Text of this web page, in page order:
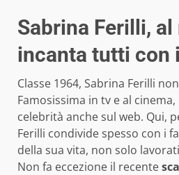
Sabrina Ferilli, al
incanta tutti con
Classe 1964, Sabrina Ferilli
Famosissima in tv e al cinema,
celebrità anche sul web. Qui,
Ferilli condivide spesso con i
della sua vita, non solo
Non fa eccezione il recente